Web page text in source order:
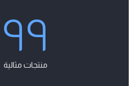
٩٩
منتجات مثالية